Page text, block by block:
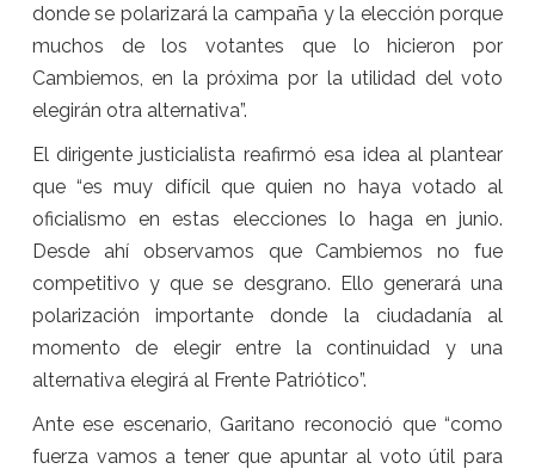
donde se polarizará la campaña y la elección porque
muchos de los votantes que lo hicieron por
Cambiemos, en la próxima por la utilidad del voto
elegirán otra alternativa”.
El dirigente justicialista reafirmó esa idea al plantear
que “es muy difícil que quien no haya votado al
oficialismo en estas elecciones lo haga en junio.
Desde ahí observamos que Cambiemos no fue
competitivo y que se desgrano. Ello generará una
polarización importante donde la ciudadanía al
momento de elegir entre la continuidad y una
alternativa elegirá al Frente Patriótico”.
Ante ese escenario, Garitano reconoció que “como
fuerza vamos a tener que apuntar al voto útil para